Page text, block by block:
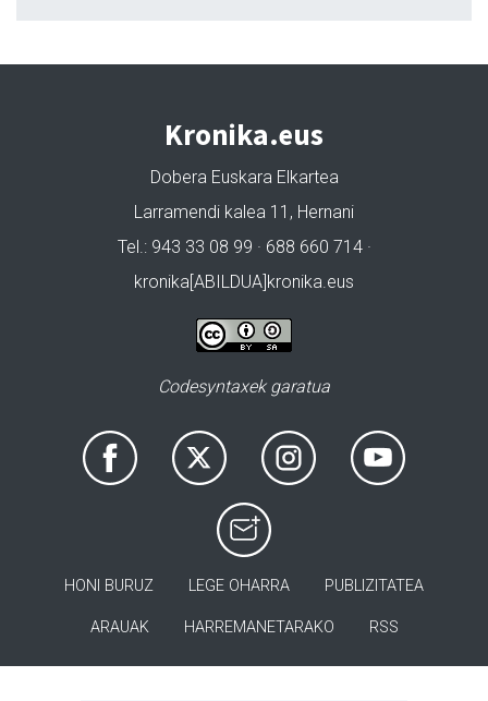
Kronika.eus
Dobera Euskara Elkartea
Larramendi kalea 11, Hernani
Tel.: 943 33 08 99 · 688 660 714 ·
kronika[ABILDUA]kronika.eus
Codesyntaxek garatua
HONI BURUZ LEGE OHARRA PUBLIZITATEA
ARAUAK HARREMANETARAKO RSS